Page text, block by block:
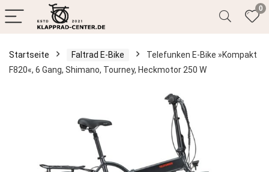
0
Startseite Faltrad E-Bike
Telefunken E-Bike »Kompakt
F820«, 6 Gang, Shimano, Tourney, Heckmotor 250 W